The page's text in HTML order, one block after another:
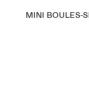
MINI BOULES-